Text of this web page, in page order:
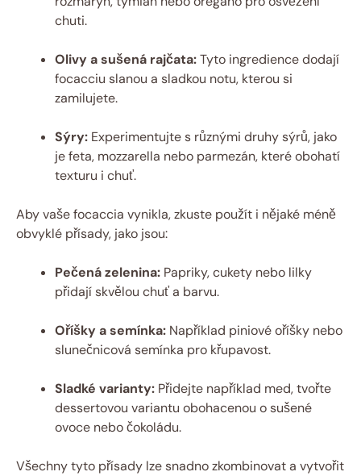
chuti.
Olivy a sušená rajčata:Tyto ingredience dodají
focacciu slanou a sladkou notu, kterou si
zamilujete.
Sýry: Experimentujte s různými druhy sýrů, jako
je feta, mozzarella nebo parmezán, které obohatí
texturu i chuť.
Aby vaše focaccia vynikla, zkuste použít i nějaké méně
obvyklé přísady, jako jsou:
Pečená zelenina: Papriky, cukety nebo lilky
přidají skvělou chuť a barvu.
Oříšky a semínka: Například piniové oříšky nebo
slunečnicová semínka pro křupavost.
Sladké varianty: Přidejte například med, tvořte
dessertovou variantu obohacenou o sušené
ovoce nebo čokoládu.
Všechny tyto přísady lze snadno zkombinovat a vytvořit